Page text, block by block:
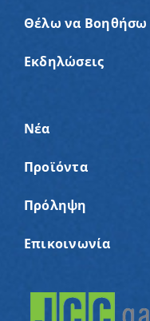
Θέλω να Βοηθήσω
Εκδηλώσεις
Νέα
Προϊόντα
Πρόληψη
Επικοινωνία